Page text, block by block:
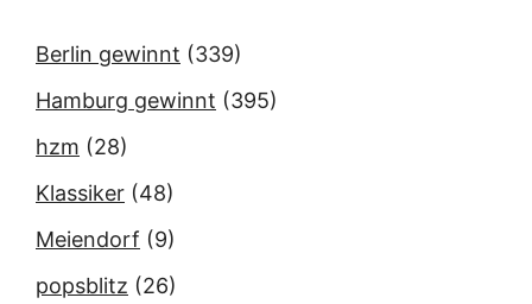
Berlin gewinnt (339)
Hamburg gewinnt (395)
hzm (28)
Klassiker (48)
Meiendorf (9)
popsblitz (26)